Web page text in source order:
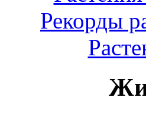
Рекорды